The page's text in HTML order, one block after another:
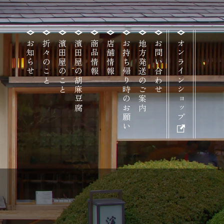
お知らせ折々のこと濱田屋のこと濱田屋の胡麻豆腐商品情報 店舗情報お持ち帰り時のお願い地方発送のご案内お問い合わせオンラインショップ